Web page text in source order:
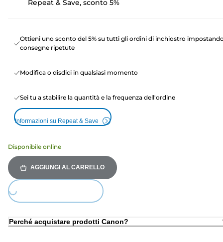
Repeat & Save, sconto 5%
Ottieni uno sconto del 5% su tutti gli ordini di inchiostro
consegne ripetute
Modifica o disdici in qualsiasi momento
Sei tu a stabilire la quantità e la frequenza dell'ordine
Informazioni su Repeat & Save
Disponibile online
AGGIUNGI AL CARRELLO
Perché acquistare prodotti Canon?